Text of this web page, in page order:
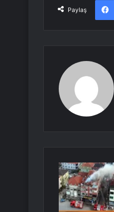
Paylaş